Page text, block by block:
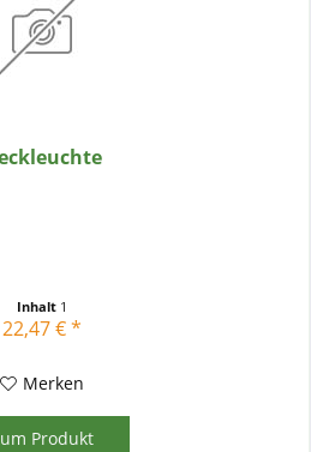
Inhalt 1
22,47 € *
Merken
Produkt